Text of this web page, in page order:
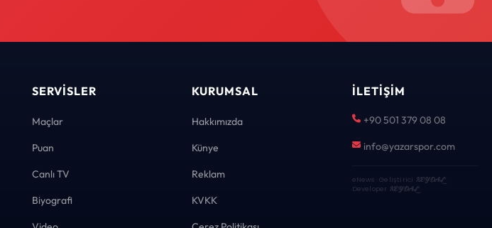
SERVISLER
Maçlar
Puan
Canlı TV
Biyografi
KURUMSAL
Hakkımızda
Künye
Reklam
KVKK
İLETIŞIM
+90 501 379 08 08
info@yazarspor.com
eNews · Geliştirici KEYDAL·
Developer KEYDAL